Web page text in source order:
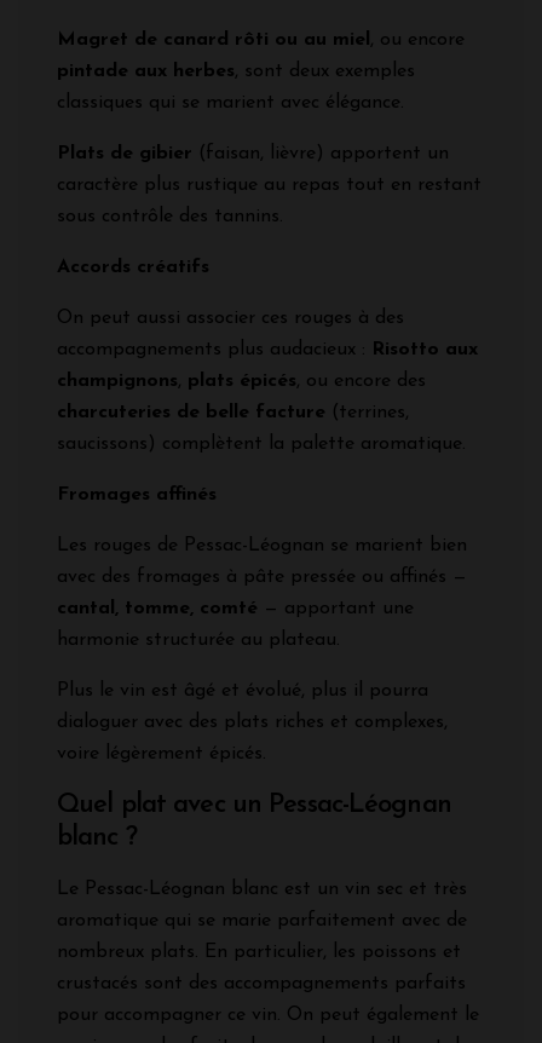
Magret de canard rôti ou au miel , ou encore
pintade aux herbes, sont deux exemples
classiques qui se marient avec élégance.
Plats de gibier (faisan, lièvre) apportent un
caractère plus rustique au repas tout en restant
sous contrôle des tannins.
Accords créatifs
On peut aussi associer ces rouges à des
accompagnements plus audacieux :
Risotto aux
champignons, plats épicés, ou encore des
charcuteries de belle facture (terrines,
saucissons) complètent la palette aromatique.
Fromages affinés
Les rouges de Pessac-Léognan se marient bien
avec des fromages à pâte pressée ou affinés —
cantal, tomme, comté — apportant une
harmonie structurée au plateau.
Plus le vin est âgé et évolué, plus il pourra
dialoguer avec des plats riches et complexes,
voire légèrement épicés.
Quel plat avec un Pessac-Léognan
blanc ?
Le Pessac-Léognan blanc est un vin sec et très
aromatique qui se marie parfaitement avec de
nombreux plats. En particulier, les poissons et
crustacés sont des accompagnements parfaits
pour accompagner ce vin. On peut également le